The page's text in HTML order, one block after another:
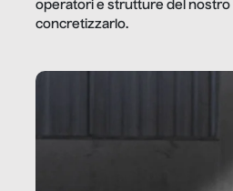
operatori e strutture del nostro
concretizzarlo.